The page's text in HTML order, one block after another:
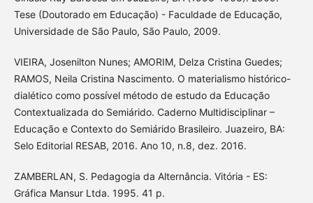
Tese (Doutorado em Educação) - Faculdade de Educação,
Universidade de São Paulo, São Paulo, 2009.
VIEIRA, Josenilton Nunes; AMORIM, Delza Cristina Guedes;
RAMOS, Neila Cristina Nascimento. O materialismo histórico-
dialético como possível método de estudo da Educação
Contextualizada do Semiárido. Caderno Multidisciplinar –
Educação e Contexto do Semiárido Brasileiro. Juazeiro, BA:
Selo Editorial RESAB, 2016. Ano 10, n.8, dez. 2016.
ZAMBERLAN, S. Pedagogia da Alternância. Vitória - ES:
Gráfica Mansur Ltda. 1995. 41 p.